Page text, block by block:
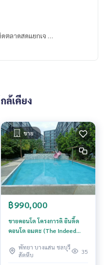
ตลาดสดแยกเจ
สิ่งอำนวยความสะดวกครบ
?q=12.72699786,10
มยินดีให้คำปรึกษา มีให้เลือกทุ
เงินสูงสุด 90-100% ของราคา
ดชมบ้านได้ที่
7476)
ล้เคียง
ขาย
฿990,000
ขายคอนโด โครงการดิ อินดี๊ด
คอนโด อมตะ (The Indeed
พัทยา บางแสน ชลบุรี
สัตหีบ
35